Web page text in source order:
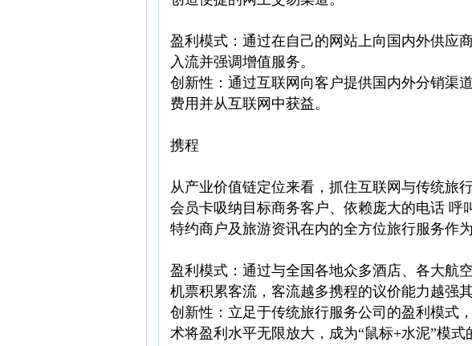
盈利模式：通过在自己的网站上向国内外供应
入流并强调增值服务。
创新性：通过互联网向客户提供国内外分销渠
费用并从互联网中获益。
携程
从产业价值链定位来看，抓住互联网与传统旅
会员卡吸纳目标商务客户、依赖庞大的电话 呼
特约商户及旅游资讯在内的全方位旅行服务作为
盈利模式：通过与全国各地众多酒店、各大航
机票积累客流，客流越多携程的议价能力越强
创新性：立足于传统旅行服务公司的盈利模式
术将盈利水平无限放大，成为“鼠标+水泥”模式